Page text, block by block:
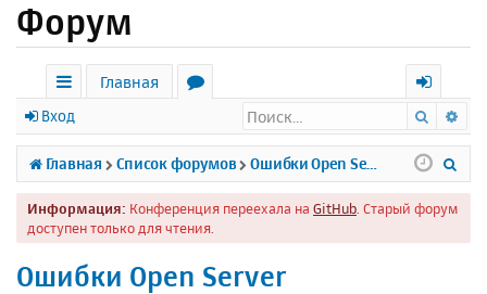
Форум
с
ы
л
к
Главная
р
у
м
х
о
д
Вход Поиск
Главная Список форумов
Информация: Конференция переехала на GitHub . Старый форум
доступен только для чтения.
Ошибки Open Server